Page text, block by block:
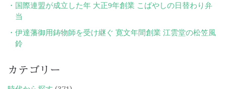
国際連盟が成立した年 大正9年創業 こばやしの日替わり弁
当
伊達藩御用鋳物師を受け継ぐ 寛文年間創業 江雲堂の松笠風
鈴
カテゴリー